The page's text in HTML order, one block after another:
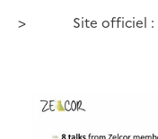
> Site officiel :